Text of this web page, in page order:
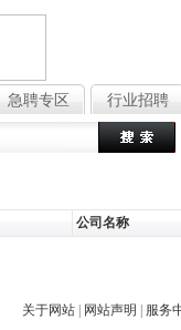
急聘专区 行业招聘
公司名称
关于网站 网站声明
服务